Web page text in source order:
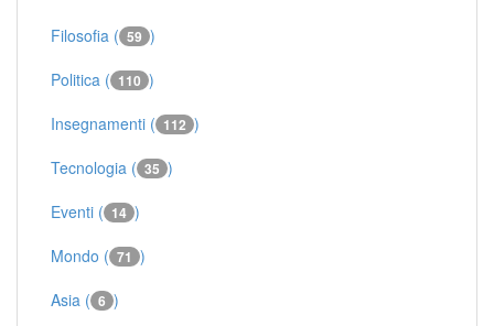
Filosofia ( 59 )
Politica ( 110 )
Insegnamenti ( 112 )
Tecnologia ( 35 )
Eventi ( 14 )
Mondo ( 71 )
Asia ( 6 )